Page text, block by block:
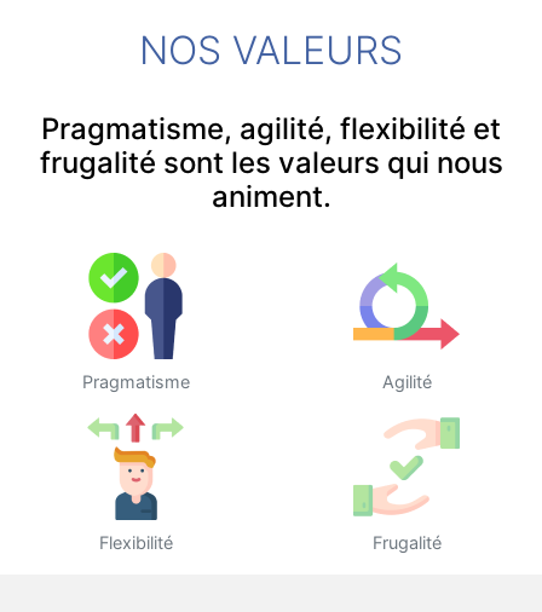
NOS VALEURS
Pragmatisme, agilité, flexibilité et
frugalité sont les valeurs qui nous
animent.
Pragmatisme Agilité
Flexibilité Frugalité